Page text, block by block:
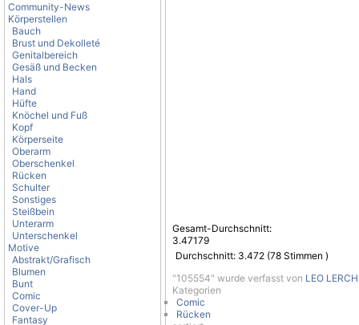
Community-News
Körperstellen
Bauch
Brust und Dekolleté
Genitalbereich
Gesäß und Becken
Hals
Hand
Hüfte
Knöchel und Fuß
Kopf
Körperseite
Oberarm
Oberschenkel
Rücken
Schulter
Sonstiges
Steißbein
Unterarm
Unterschenkel
Motive
Abstrakt/Grafisch
Blumen
Bunt
Comic
Cover-Up
Fantasy
Gesamt-Durchschnitt:
3.47179
Durchschnitt: 3.472 (78 Stimmen )
"105554" wurde verfasst von LEO LERCH
Kategorien
Comic
Rücken